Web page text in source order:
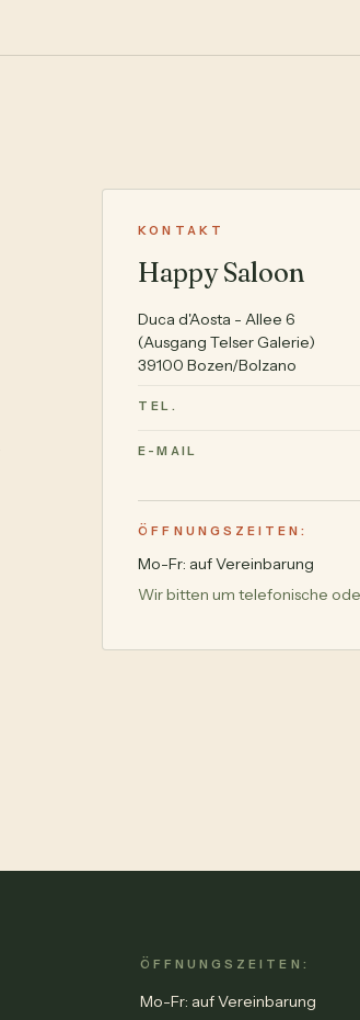
KONTAKT
Happy Saloon
Duca d'Aosta - Allee 6
(Ausgang Telser Galerie)
39100 Bozen/Bolzano
TEL.
E-MAIL
ÖFFNUNGSZEITEN:
Mo-Fr: auf Vereinbarung
Wir bitten um telefonische
ÖFFNUNGSZEITEN:
Mo-Fr: auf Vereinbarung